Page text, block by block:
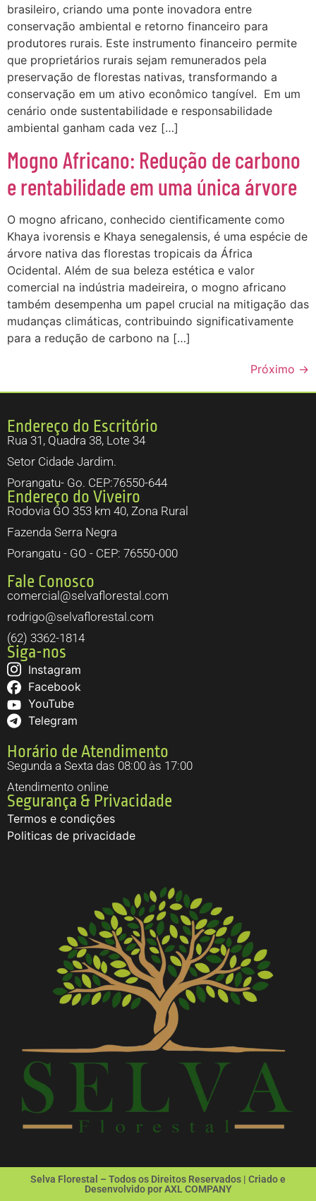
brasileiro, criando uma ponte inovadora entre
conservação ambiental e retorno financeiro para
produtores rurais. Este instrumento financeiro permite
que proprietários rurais sejam remunerados pela
preservação de florestas nativas, transformando a
conservação em um ativo econômico tangível. Em um
cenário onde sustentabilidade e responsabilidade
ambiental ganham cada vez […]
Mogno Africano: Redução de carbono
e rentabilidade em uma única árvore
O mogno africano, conhecido cientificamente como
Khaya ivorensis e Khaya senegalensis, é uma espécie de
árvore nativa das florestas tropicais da África
Ocidental. Além de sua beleza estética e valor
comercial na indústria madeireira, o mogno africano
também desempenha um papel crucial na mitigação das
mudanças climáticas, contribuindo significativamente
para a redução de carbono na […]
Próximo →
Endereço do Escritório
Rua 31, Quadra 38, Lote 34
Setor Cidade Jardim.
Porangatu- Go. CEP:76550-644
Endereço do Viveiro
Rodovia GO 353 km 40, Zona Rural
Fazenda Serra Negra
Porangatu - GO - CEP: 76550-000
Fale Conosco
comercial@selvaflorestal.com
rodrigo@selvaflorestal.com
(62) 3362-1814
Siga-nos
Instagram
Facebook
YouTube
Telegram
Horário de Atendimento
Segunda a Sexta das 08:00 às 17:00
Atendimento online
Segurança & Privacidade
Termos e condições
Politicas de privacidade
Selva Florestal – Todos os Direitos Reservados | Criado e
Desenvolvido por AXL COMPANY